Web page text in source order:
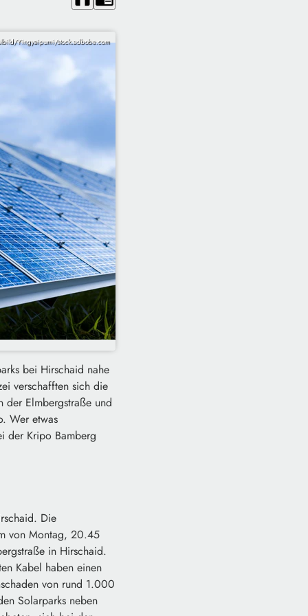
Yingyaipumi/stock.adbobe.com
bei Hirschaid nahe
verschafften sich die
der Elmbergstraße und
Wer etwas
der Kripo Bamberg
Die
von Montag, 20.45
in Hirschaid.
Kabel haben einen
von rund 1.000
Solarparks neben